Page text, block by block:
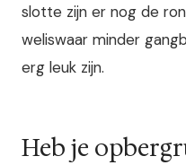
slotte zijn er nog de
weliswaar minder
erg leuk zijn.
Heb je